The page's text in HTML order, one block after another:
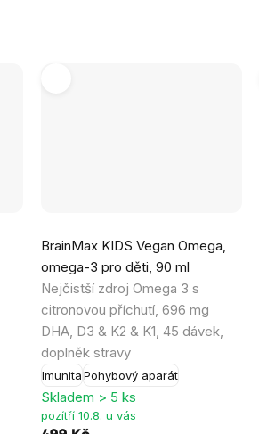
BrainMax KIDS Vegan Omega,
omega-3 pro děti, 90 ml
Nejčistší zdroj Omega 3 s
citronovou příchutí, 696 mg
DHA, D3 & K2 & K1, 45 dávek,
doplněk stravy
Imunita Pohybový aparát
hodnocení
produktu
je
4,4
z
5
hvězdiček.
Skladem > 5 ks
pozítří 10.8. u vás